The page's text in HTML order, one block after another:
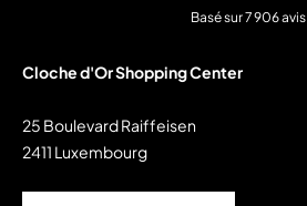
Basé sur 7 906 avis
Cloche d'Or Shopping Center
25 Boulevard Raiffeisen
2411 Luxembourg